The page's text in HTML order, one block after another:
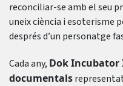
reconciliar-se amb el seu
uneix ciència i esoterisme
després d’un personatge
Cada any, Dok Incubator
documentals